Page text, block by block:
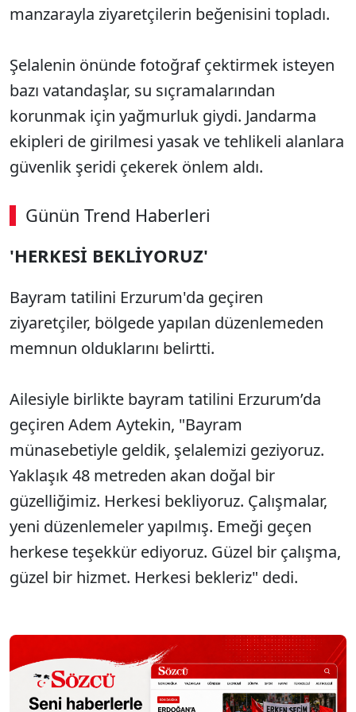
manzarayla ziyaretçilerin beğenisini topladı.
Şelalenin önünde fotoğraf çektirmek isteyen
bazı vatandaşlar, su sıçramalarından
korunmak için yağmurluk giydi. Jandarma
ekipleri de girilmesi yasak ve tehlikeli alanlara
güvenlik şeridi çekerek önlem aldı.
Günün Trend Haberleri
'HERKESİ BEKLİYORUZ'
Bayram tatilini Erzurum'da geçiren
ziyaretçiler, bölgede yapılan düzenlemeden
memnun olduklarını belirtti.
Ailesiyle birlikte bayram tatilini Erzurum’da
geçiren Adem Aytekin, "Bayram
münasebetiyle geldik, şelalemizi geziyoruz.
Yaklaşık 48 metreden akan doğal bir
güzelliğimiz. Herkesi bekliyoruz. Çalışmalar,
yeni düzenlemeler yapılmış. Emeği geçen
herkese teşekkür ediyoruz. Güzel bir çalışma,
güzel bir hizmet. Herkesi bekleriz" dedi.